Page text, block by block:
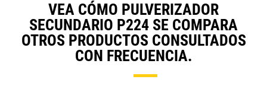
VEA CÓMO PULVERIZADOR
SECUNDARIO P224 SE COMPARA
OTROS PRODUCTOS CONSULTADOS
CON FRECUENCIA.